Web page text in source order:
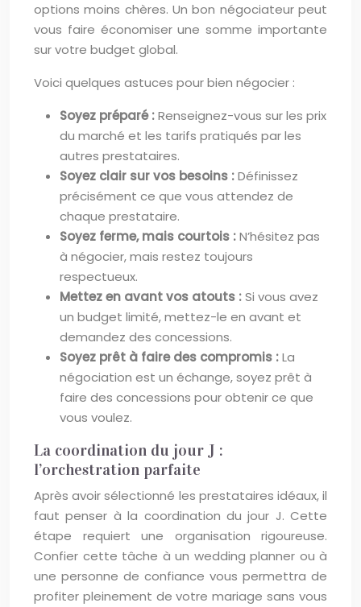
options moins chères. Un bon négociateur peut
vous faire économiser une somme importante
sur votre budget global.
Voici quelques astuces pour bien négocier :
Soyez préparé :Renseignez-vous sur les prix
du marché et les tarifs pratiqués par les
autres prestataires.
Soyez clair sur vos besoins :Définissez
précisément ce que vous attendez de
chaque prestataire.
Soyez ferme, mais courtois :N’hésitez pas
à négocier, mais restez toujours
respectueux.
Mettez en avant vos atouts :Si vous avez
un budget limité, mettez-le en avant et
demandez des concessions.
Soyez prêt à faire des compromis :La
négociation est un échange, soyez prêt à
faire des concessions pour obtenir ce que
vous voulez.
La coordination du jour J :
l’orchestration parfaite
Après avoir sélectionné les prestataires idéaux, il
faut penser à la coordination du jour J. Cette
étape requiert une organisation rigoureuse.
Confier cette tâche à un wedding planner ou à
une personne de confiance vous permettra de
profiter pleinement de votre mariage sans vous